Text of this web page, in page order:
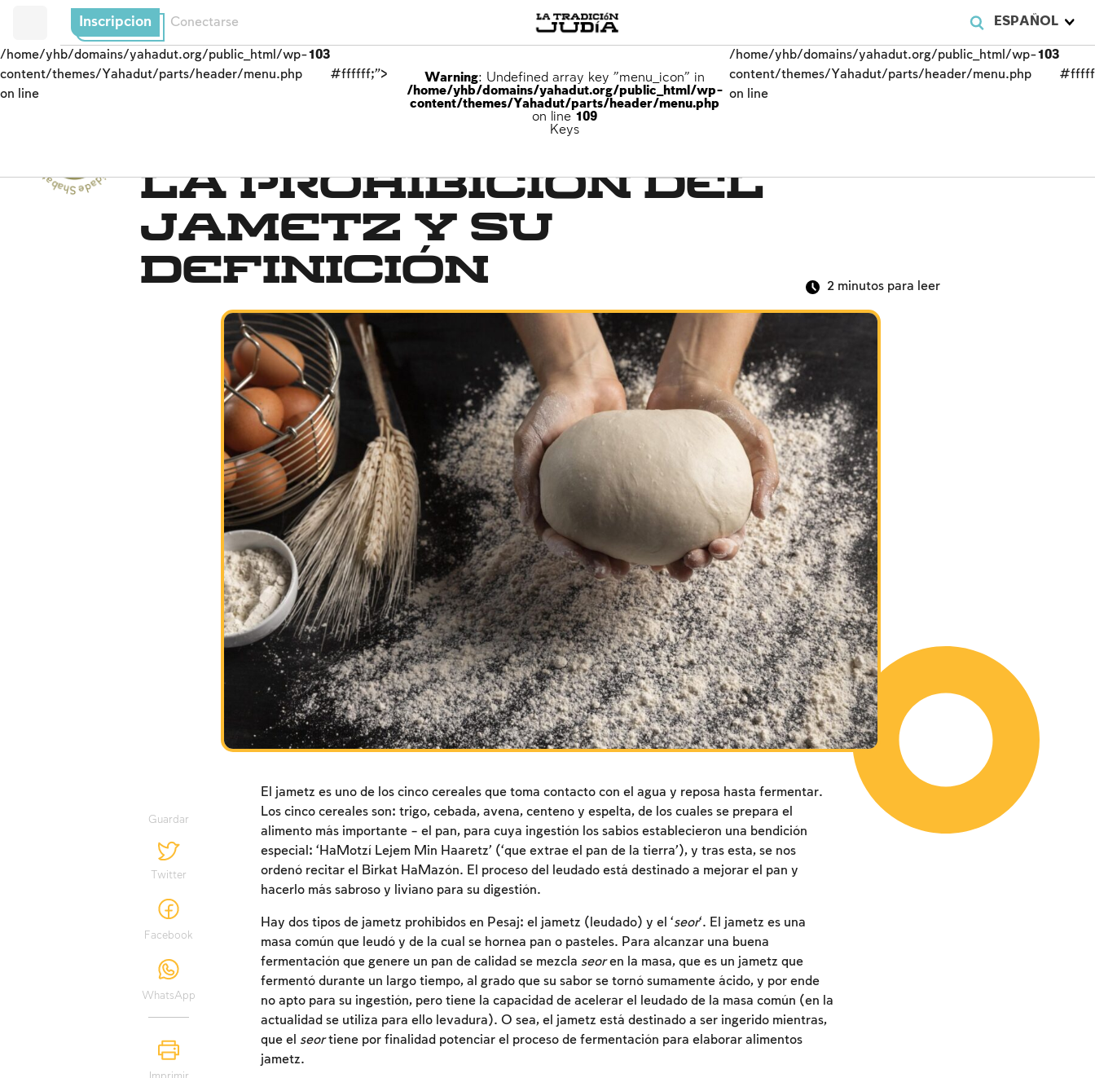
ESPAÑOL
Inscripcion Conectarse
/home/yhb/domains/yahadut.org/public_html/wp-
content/themes/Yahadut/parts/header/menu.php
on line
103
#ffffff;">
Warning: Undefined array key "menu_icon" in
/home/yhb/domains/yahadut.org/public_html/wp-
content/themes/Yahadut/parts/header/menu.php
on line 109
Keys
/home/yhb/domains/yahadut.org/public_html/wp-
content/themes/Yahadut/parts/header/menu.php
on line
103
Shabat y festividades - Shabat y festividades -- La prohibición del
jametz y su
definición
2 minutos para leer
Guardar
Twitter
Facebook
WhatsApp
El jametz es uno de los cinco cereales que toma contacto con el agua y reposa hasta fermentar.
Los cinco cereales son: trigo, cebada, avena, centeno y espelta, de los cuales se prepara el
alimento más importante – el pan, para cuya ingestión los sabios establecieron una bendición
especial: ‘HaMotzí Lejem Min Haaretz’ (‘que extrae el pan de la tierra’), y tras esta, se nos
ordenó recitar el Birkat HaMazón. El proceso del leudado está destinado a mejorar el pan y
hacerlo más sabroso y liviano para su digestión.
Hay dos tipos de jametz prohibidos en Pesaj: el jametz (leudado) y el ‘seor‘. El jametz es una
masa común que leudó y de la cual se hornea pan o pasteles. Para alcanzar una buena
fermentación que genere un pan de calidad se mezcla seoren la masa, que es un jametz que
fermentó durante un largo tiempo, al grado que su sabor se tornó sumamente ácido, y por ende
no apto para su ingestión, pero tiene la capacidad de acelerar el leudado de la masa común (en la
actualidad se utiliza para ello levadura). O sea, el jametz está destinado a ser ingerido mientras,
que el seortiene por finalidad potenciar el proceso de fermentación para elaborar alimentos
jametz.